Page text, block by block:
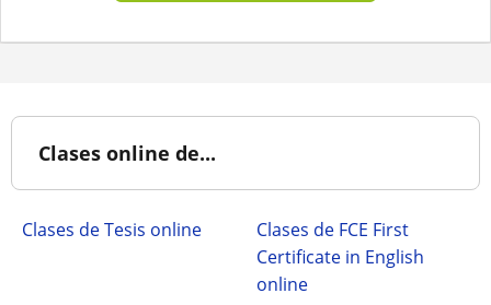
Clases online de...
Clases de Tesis online
Clases de FCE First
Certificate in English
online